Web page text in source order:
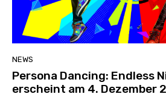
NEWS
Persona Dancing: Endless
erscheint am 4. Dezember